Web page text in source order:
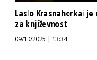
Laslo Krasnahorkai
za književnost
09/10/2025 | 13:34